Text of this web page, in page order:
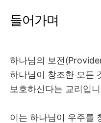
들어가며
하나님의 보전
하나님이 창조한 모든
보호하신다는 교리입
이는 하나님이 우주를